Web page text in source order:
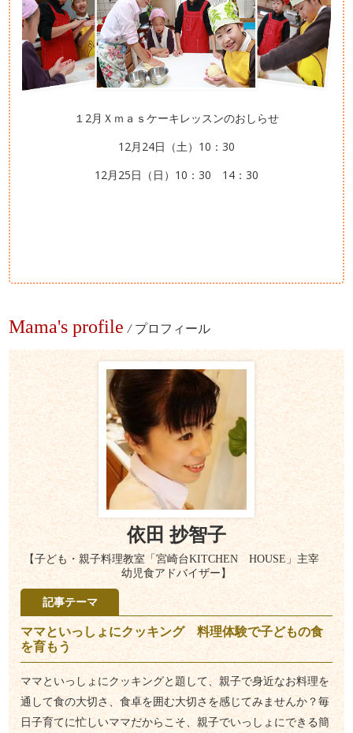
１2月Ｘｍａｓケーキレッスンのおしらせ
12月24日（土）10：30
12月25日（日）10：30 14：30
Mama's profile / プロフィール
依田 抄智子
【子ども・親子料理教室「宮崎台KITCHEN HOUSE」主宰
幼児食アドバイザー】
記事テーマ
ママといっしょにクッキング 料理体験で子どもの食
を育もう
ママといっしょにクッキングと題して、親子で身近なお料理を
通して食の大切さ、食卓を囲む大切さを感じてみませんか？毎
日子育てに忙しいママだからこそ、親子でいっしょにできる簡